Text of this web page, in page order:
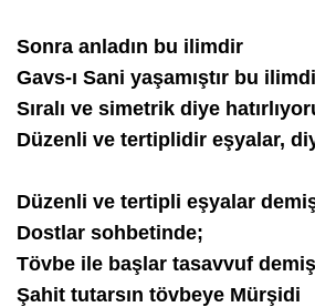
Sonra anladın bu ilimdir
Gavs-ı Sani yaşamıştır bu
Sıralı ve simetrik diye
Düzenli ve tertiplidir eşyalar,
Düzenli ve tertipli eşyalar
Dostlar sohbetinde;
Tövbe ile başlar tasavvuf
Şahit tutarsın tövbeye Mürşidi